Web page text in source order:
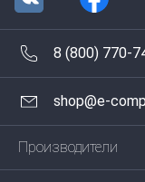
8 (800) 770-
shop@e-
Производители